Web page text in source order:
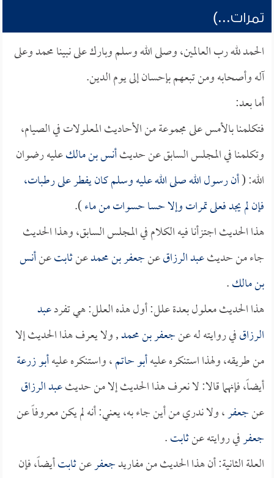
تمرات...)
الحمد لله رب العالمين، وصلى الله وسلم وبارك على نبينا محمد وعلى
آله وأصحابه ومن تبعهم بإحسان إلى يوم الدين.
أما بعد:
فتكلمنا بالأمس على مجموعة من الأحاديث المعلولات في الصيام،
وتكلمنا في المجلس السابق عن حديثأنس بن مالكعليه رضوان
الله: (أن رسول الله صلى الله عليه وسلم كان يفطر على رطبات،
فإن لم يجد فعلى تمرات وإلا حسا حسوات من ماء).
هذا الحديث اجتزأنا فيه الكلام في المجلس السابق، وهذا الحديث
جاء من حديثعبد الرزاقعنجعفر بن محمدعنثابتعنأنس
بن مالك.
هذا الحديث معلول بعدة علل: أول هذه العلل: هي تفردعبد
الرزاقفي روايته له عنجعفر بن محمد, ولا يعرف هذا الحديث إلا
من طريقه، ولهذا استنكره عليهأبو حاتم، واستنكره عليهأبو زرعة
أيضاً، فإنهما قالا: لا نعرف هذا الحديث إلا من حديثعبد الرزاق
عنجعفر، ولا ندري من أين جاء به، يعني: أنه لم يكن معروفاً عن
جعفرفي روايته عنثابت.
العلة الثانية: أن هذا الحديث من مفاريدجعفرعنثابتأيضاً، فإن